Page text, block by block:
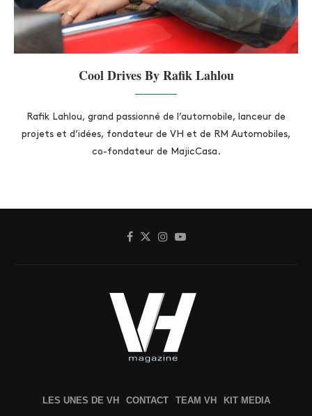
Cool Drives By Rafik Lahlou
Rafik Lahlou, grand passionné de l’automobile, lanceur de
projets et d’idées, fondateur de VH et de RM Automobiles,
co-fondateur de MajicCasa.
LES UNES DE VH CONTACT TEAM VH KIT MEDIA